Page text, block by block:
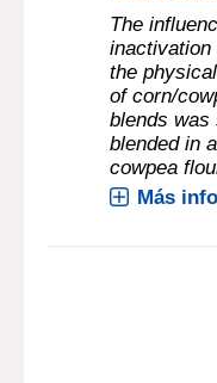
The
inactivation
the
of corn/
blends was
blended in
cowpea
Más